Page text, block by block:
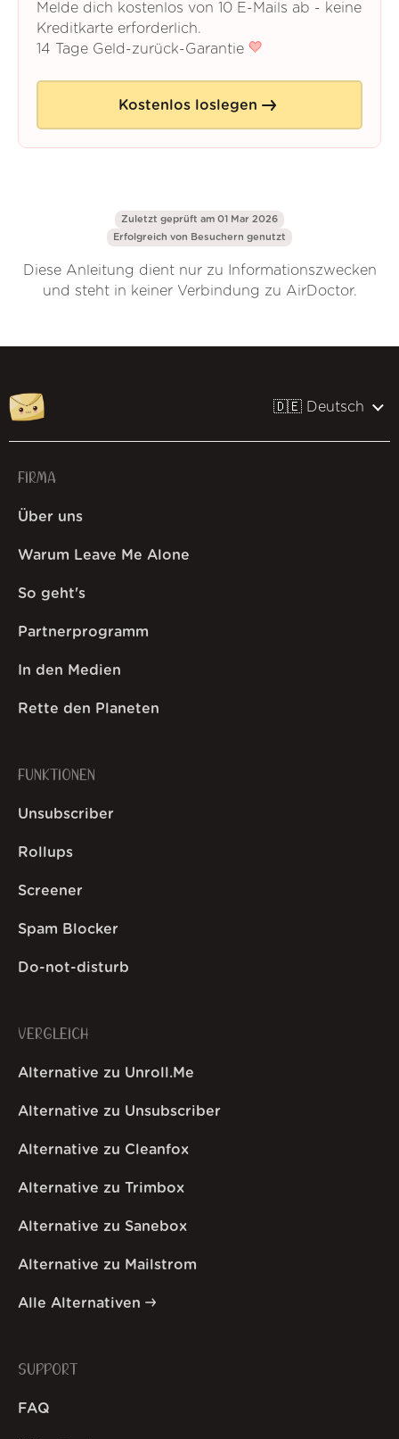
Melde dich kostenlos von 10 E-Mails ab - keine
Kreditkarte erforderlich.
14 Tage Geld-zurück-Garantie
Kostenlos loslegen
Zuletzt geprüft am 01 Mar 2026
Erfolgreich von Besuchern genutzt
Diese Anleitung dient nur zu Informationszwecken
und steht in keiner Verbindung zu AirDoctor.
🇩🇪 Deutsch
FIRMA
Über uns
Warum Leave Me Alone
So geht's
Partnerprogramm
In den Medien
Rette den Planeten
FUNKTIONEN
Unsubscriber
Rollups
Screener
Spam Blocker
Do-not-disturb
VERGLEICH
Alternative zu Unroll.Me
Alternative zu Unsubscriber
Alternative zu Cleanfox
Alternative zu Trimbox
Alternative zu Sanebox
Alternative zu Mailstrom
Alle Alternativen
SUPPORT
FAQ